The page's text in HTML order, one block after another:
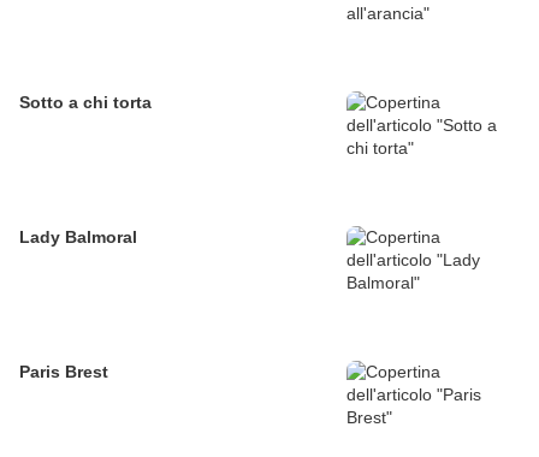
Sotto a chi torta
Lady Balmoral
Paris Brest